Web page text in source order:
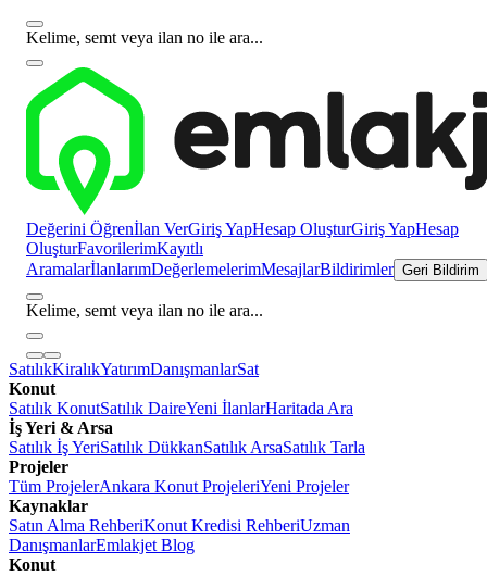
Kelime, semt veya ilan no ile ara...
Değerini Öğrenİlan VerGiriş YapHesap OluşturGiriş YapHesap
OluşturFavorilerimKayıtlı
AramalarİlanlarımDeğerlemelerimMesajlarBildirimler Geri Bildirim
Kelime, semt veya ilan no ile ara...
SatılıkKiralıkYatırımDanışmanlarSat
Konut
Satılık KonutSatılık DaireYeni İlanlarHaritada Ara
İş Yeri & Arsa
Satılık İş YeriSatılık DükkanSatılık ArsaSatılık Tarla
Projeler
Tüm ProjelerAnkara Konut ProjeleriYeni Projeler
Kaynaklar
Satın Alma RehberiKonut Kredisi RehberiUzman
DanışmanlarEmlakjet Blog
Konut